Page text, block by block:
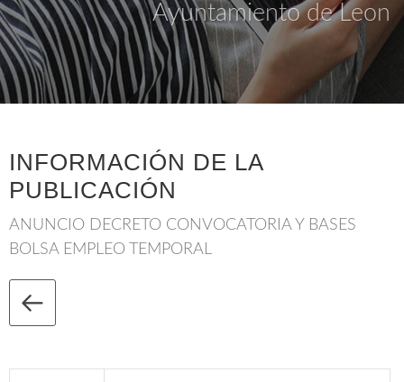
Ayuntamiento de Leon
INFORMACIÓN DE LA
PUBLICACIÓN
ANUNCIO DECRETO CONVOCATORIA Y BASES
BOLSA EMPLEO TEMPORAL